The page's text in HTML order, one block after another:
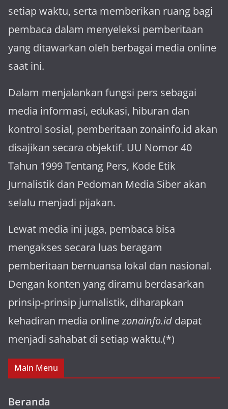
setiap waktu, serta memberikan ruang bagi
pembaca dalam menyeleksi pemberitaan
yang ditawarkan oleh berbagai media online
saat ini.
Dalam menjalankan fungsi pers sebagai
media informasi, edukasi, hiburan dan
kontrol sosial, pemberitaan zonainfo.id akan
disajikan secara objektif. UU Nomor 40
Tahun 1999 Tentang Pers, Kode Etik
Jurnalistik dan Pedoman Media Siber akan
selalu menjadi pijakan.
Lewat media ini juga, pembaca bisa
mengakses secara luas beragam
pemberitaan bernuansa lokal dan nasional.
Dengan konten yang diramu berdasarkan
prinsip-prinsip jurnalistik, diharapkan
kehadiran media online zonainfo.id dapat
menjadi sahabat di setiap waktu.(*)
Main Menu
Beranda